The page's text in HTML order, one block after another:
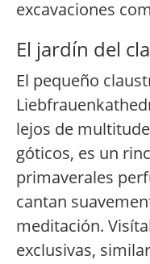
excavaciones
El jardín del
El pequeño
lejos de
góticos, es un
primaverales
cantan
meditación.
exclusivas,